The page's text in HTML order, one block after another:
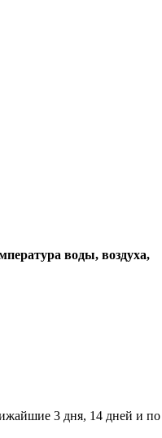
воды, воздуха,
3 дня, 14 дней и по